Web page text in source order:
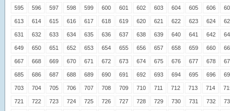
595 596 597 598 599 600 601 602 603 604 605 606
613 614 615 616 617 618 619 620 621 622 623 624
631 632 633 634 635 636 637 638 639 640 641 642
649 650 651 652 653 654 655 656 657 658 659 660
667 668 669 670 671 672 673 674 675 676 677 678
685 686 687 688 689 690 691 692 693 694 695 696
703 704 705 706 707 708 709 710 711 712 713 714
721 722 723 724 725 726 727 728 729 730 731 732